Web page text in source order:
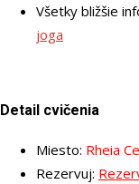
Všetky bližšie
joga
Detail cvičenia
Miesto: Rheia
Rezervuj: